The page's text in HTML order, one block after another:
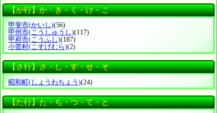
【か行】か・き・く・け・こ
甲斐市(かいし)(56)
甲州市(こうしゅうし)(117)
甲府市(こうふし)(187)
小菅村(こすげむら)(2)
【さ行】さ・し・す・せ・そ
昭和町 (しょうわちょう)(24)
【た行】た・ち・つ・て・と